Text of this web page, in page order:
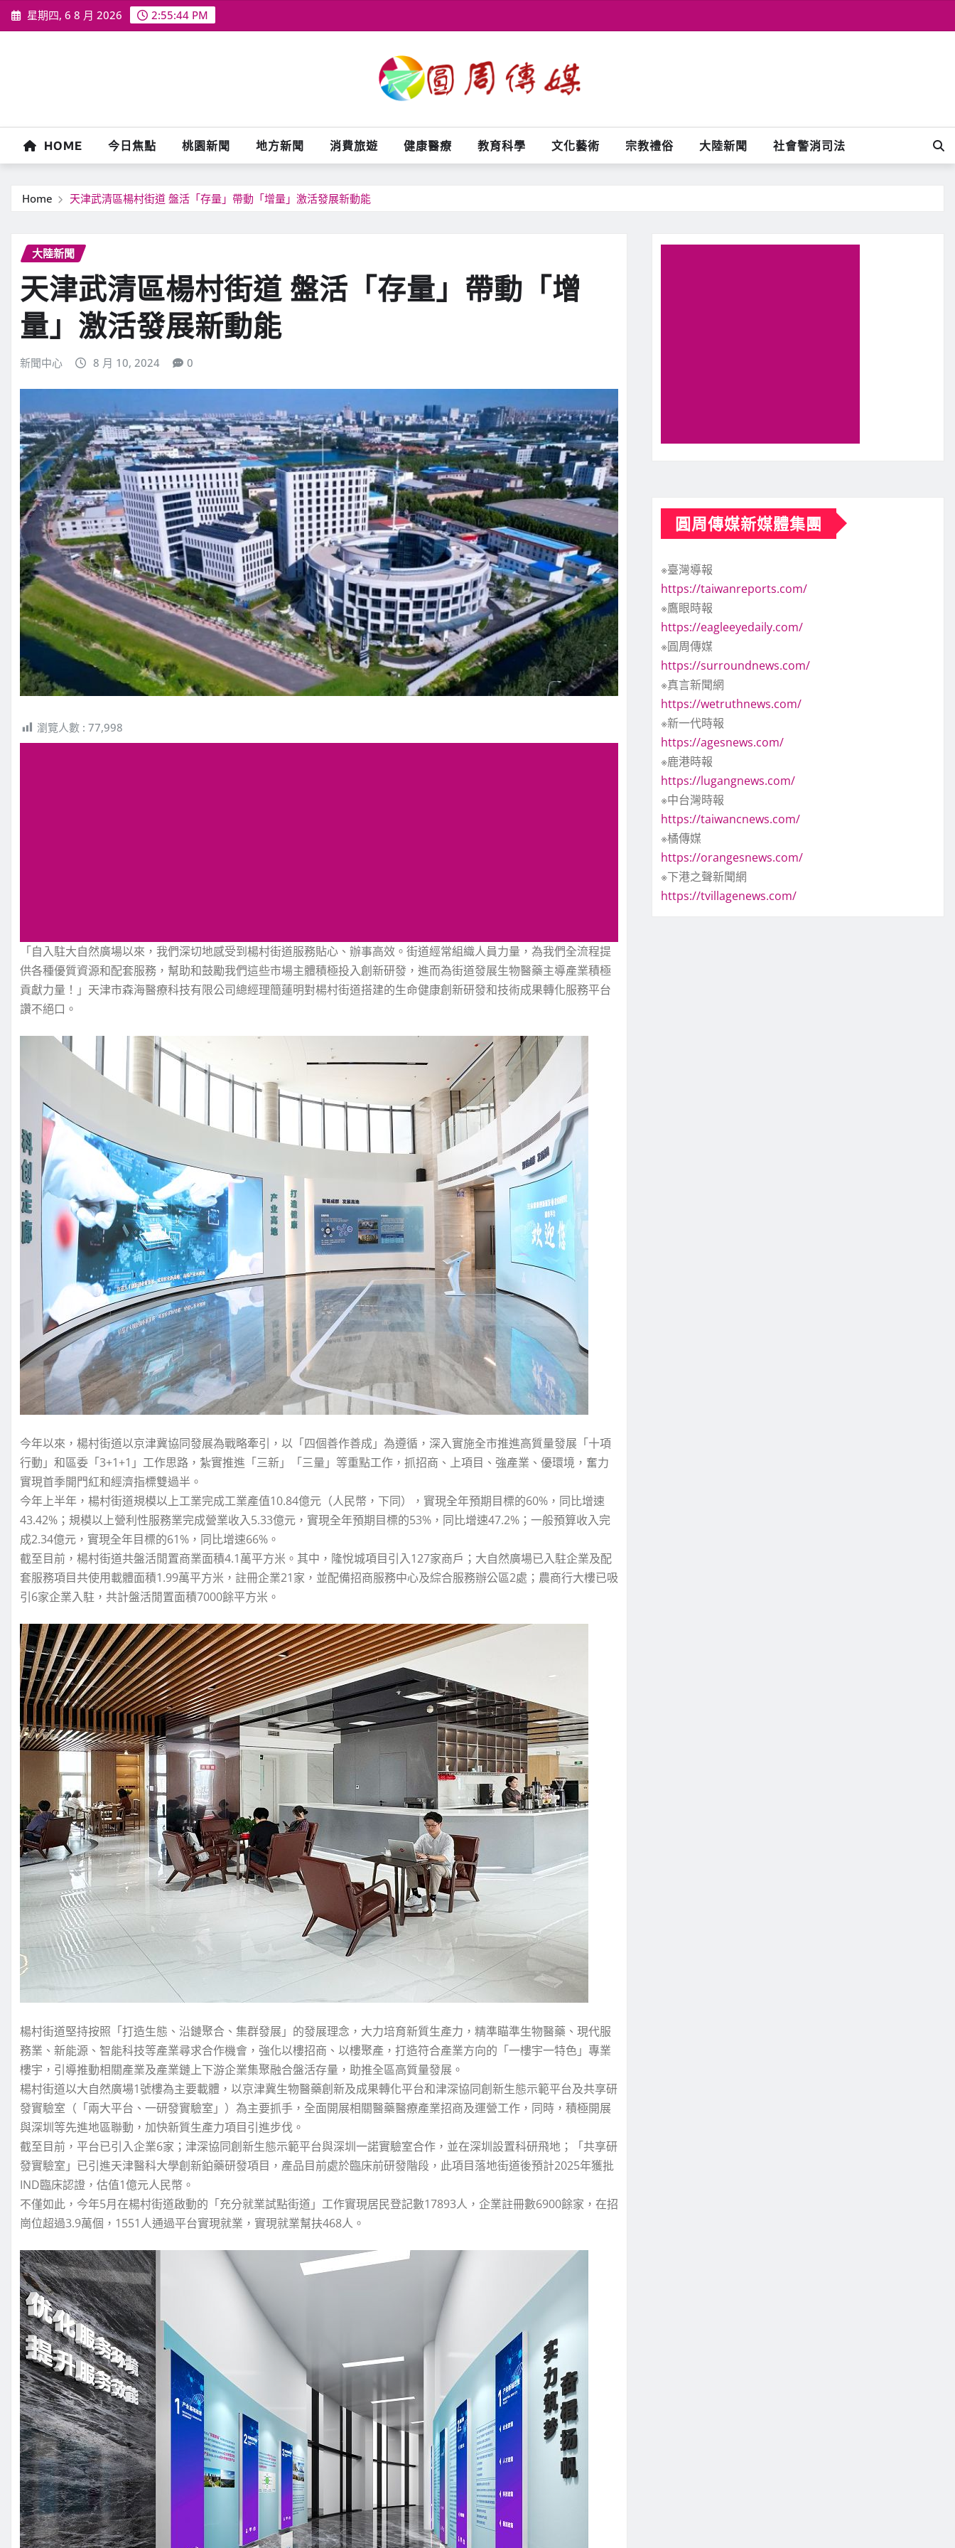
Skip
to
星期四, 6 8 月 2026 2:55:46 PM
HOME 今日焦點 桃園新聞 地方新聞 消費旅遊 健康醫療 教育科學 文化藝術 宗教禮俗 大陸新聞 社會警消司法
Home 天津武清區楊村街道 盤活「存量」帶動「增量」激活發展新動能
大陸新聞
天津武清區楊村街道 盤活「存量」帶動「增
量」激活發展新動能
新聞中心 8 月 10, 2024 0
瀏覽人數 : 77,998
「自入駐大自然廣場以來，我們深切地感受到楊村街道服務貼心、辦事高效。街道經常組織人員力量，為我們全流程提
供各種優質資源和配套服務，幫助和鼓勵我們這些市場主體積極投入創新研發，進而為街道發展生物醫藥主導產業積極
貢獻力量！」天津市森海醫療科技有限公司總經理簡蓮明對楊村街道搭建的生命健康創新研發和技術成果轉化服務平台
讚不絕口。
今年以來，楊村街道以京津冀協同發展為戰略牽引，以「四個善作善成」為遵循，深入實施全市推進高質量發展「十項
行動」和區委「3+1+1」工作思路，紮實推進「三新」「三量」等重點工作，抓招商、上項目、強產業、優環境，奮力
實現首季開門紅和經濟指標雙過半。
今年上半年，楊村街道規模以上工業完成工業產值10.84億元（人民幣，下同），實現全年預期目標的60%，同比增速
43.42%；規模以上營利性服務業完成營業收入5.33億元，實現全年預期目標的53%，同比增速47.2%；一般預算收入完
成2.34億元，實現全年目標的61%，同比增速66%。
截至目前，楊村街道共盤活閒置商業面積4.1萬平方米。其中，隆悅城項目引入127家商戶；大自然廣場已入駐企業及配
套服務項目共使用載體面積1.99萬平方米，註冊企業21家，並配備招商服務中心及綜合服務辦公區2處；農商行大樓已吸
引6家企業入駐，共計盤活閒置面積7000餘平方米。
楊村街道堅持按照「打造生態、沿鏈聚合、集群發展」的發展理念，大力培育新質生產力，精準瞄準生物醫藥、現代服
務業、新能源、智能科技等產業尋求合作機會，強化以樓招商、以樓聚產，打造符合產業方向的「一樓宇一特色」專業
樓宇，引導推動相關產業及產業鏈上下游企業集聚融合盤活存量，助推全區高質量發展。
楊村街道以大自然廣場1號樓為主要載體，以京津冀生物醫藥創新及成果轉化平台和津深協同創新生態示範平台及共享研
發實驗室（「兩大平台、一研發實驗室」）為主要抓手，全面開展相關醫藥醫療產業招商及運營工作，同時，積極開展
與深圳等先進地區聯動，加快新質生產力項目引進步伐。
截至目前，平台已引入企業6家；津深協同創新生態示範平台與深圳一諾實驗室合作，並在深圳設置科研飛地；「共享研
發實驗室」已引進天津醫科大學創新鉑藥研發項目，產品目前處於臨床前研發階段，此項目落地街道後預計2025年獲批
IND臨床認證，估值1億元人民幣。
不僅如此，今年5月在楊村街道啟動的「充分就業試點街道」工作實現居民登記數17893人，企業註冊數6900餘家，在招
崗位超過3.9萬個，1551人通過平台實現就業，實現就業幫扶468人。
圓周傳媒新媒體集團
※臺灣導報
https://taiwanreports.com/
※鷹眼時報
https://eagleeyedaily.com/
※圓周傳媒
https://surroundnews.com/
※真言新聞網
https://wetruthnews.com/
※新一代時報
https://agesnews.com/
※鹿港時報
https://lugangnews.com/
※中台灣時報
https://taiwancnews.com/
※橘傳媒
https://orangesnews.com/
※下港之聲新聞網
https://tvillagenews.com/